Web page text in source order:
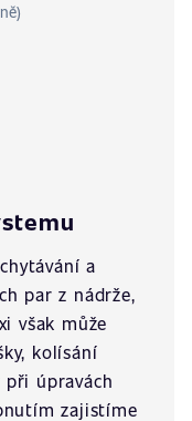
a
par z nádrže,
však může
kolísání
úpravách
zajistíme